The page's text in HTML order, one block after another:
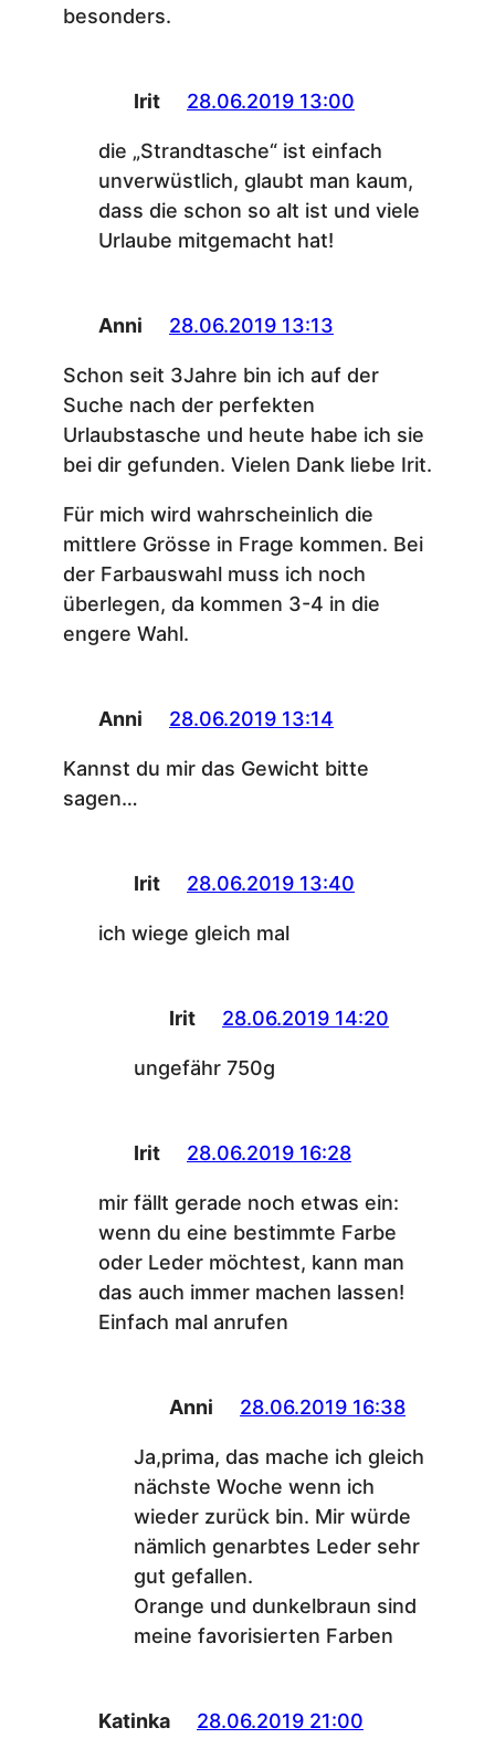
besonders.
Irit 28.06.2019 13:00
die „Strandtasche“ ist einfach
unverwüstlich, glaubt man kaum,
dass die schon so alt ist und viele
Urlaube mitgemacht hat!
Anni 28.06.2019 13:13
Schon seit 3Jahre bin ich auf der
Suche nach der perfekten
Urlaubstasche und heute habe ich sie
bei dir gefunden. Vielen Dank liebe Irit.
Für mich wird wahrscheinlich die
mittlere Grösse in Frage kommen. Bei
der Farbauswahl muss ich noch
überlegen, da kommen 3-4 in die
engere Wahl.
Anni 28.06.2019 13:14
Kannst du mir das Gewicht bitte
sagen…
Irit 28.06.2019 13:40
ich wiege gleich mal
Irit 28.06.2019 14:20
ungefähr 750g
Irit 28.06.2019 16:28
mir fällt gerade noch etwas ein:
wenn du eine bestimmte Farbe
oder Leder möchtest, kann man
das auch immer machen lassen!
Einfach mal anrufen
Anni 28.06.2019 16:38
Ja,prima, das mache ich gleich
nächste Woche wenn ich
wieder zurück bin. Mir würde
nämlich genarbtes Leder sehr
gut gefallen.
Orange und dunkelbraun sind
meine favorisierten Farben
Katinka 28.06.2019 21:00